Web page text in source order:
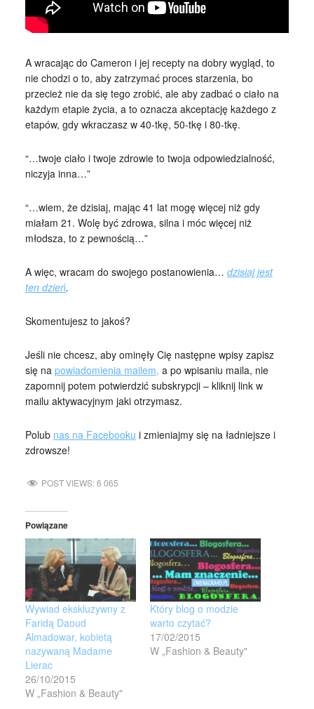
A wracając do Cameron i jej recepty na dobry wygląd, to
nie chodzi o to, aby zatrzymać proces starzenia, bo
przecież nie da się tego zrobić, ale aby zadbać o ciało na
każdym etapie życia, a to oznacza akceptację każdego z
etapów, gdy wkraczasz w 40-tkę, 50-tkę i 80-tkę.
“…twoje ciało i twoje zdrowie to twoja odpowiedzialność,
niczyja inna…”
“…wiem, że dzisiaj, mając 41 lat mogę więcej niż gdy
miałam 21. Wolę być zdrowa, silna i móc więcej niż
młodsza, to z pewnością…”
A więc, wracam do swojego postanowienia… dzisiaj jest
ten dzień.
Skomentujesz to jakoś?
Jeśli nie chcesz, aby ominęły Cię następne wpisy zapisz
się na powiadomienia mailem, a po wpisaniu maila, nie
zapomnij potem potwierdzić subskrypcji – kliknij link w
mailu aktywacyjnym jaki otrzymasz.
Polub nas na Facebooku i zmieniajmy się na ładniejsze i
zdrowsze!
POST VIEWS:6 065
Powiązane
Wywiad ekskluzywny z
Faridą Daoud
Almadowar, kobietą
nazywaną Madame
Lierac
26/10/2015
W „Fashion & Beauty"
Który blog o modzie
warto czytać?
17/02/2015
W „Fashion & Beauty"